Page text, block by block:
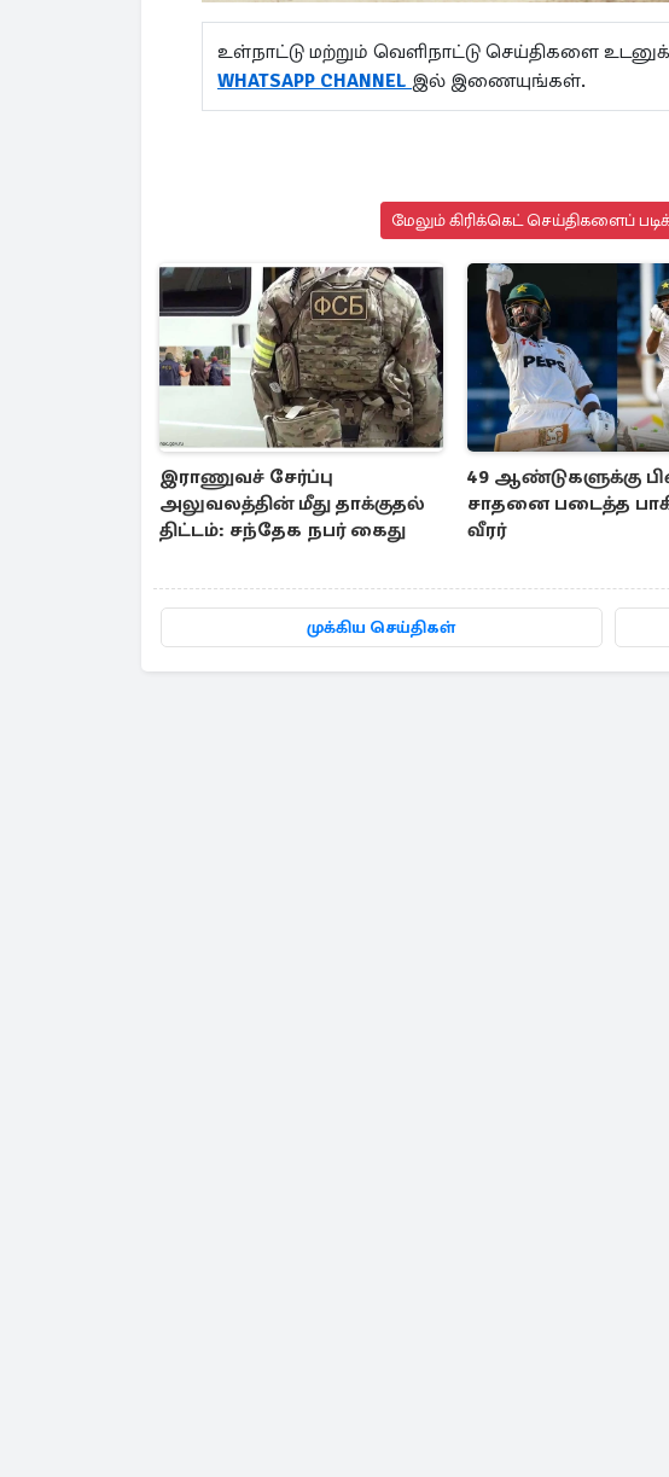
உள்நாட்டு மற்றும் வெளிநாட்டு செய்திகளை
WHATSAPP CHANNEL இல் இணையுங்கள்.
மேலும் கிரிக்கெட் செய்திகளைப்
இராணுவச் சேர்ப்பு
அலுவலத்தின் மீது தாக்குதல்
திட்டம்: சந்தேக நபர் கைது
49 ஆண்டுகளுக்கு
சாதனை படைத்த
வீரர்
முக்கிய செய்திகள்